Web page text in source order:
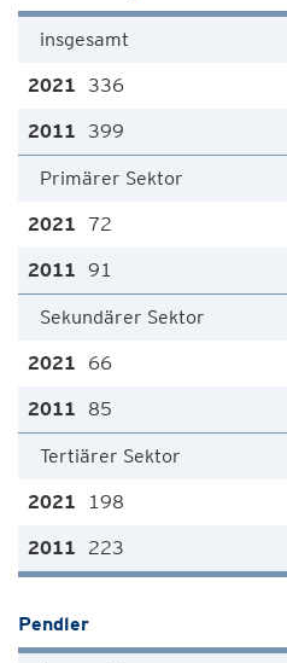
insgesamt
336
399
Primärer Sektor
72
91
Sekundärer Sektor
66
85
Tertiärer Sektor
198
223
Pendler